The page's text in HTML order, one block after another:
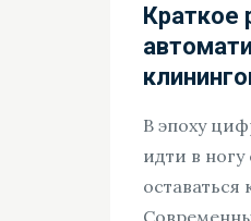
Краткое
В эпоху
идти в